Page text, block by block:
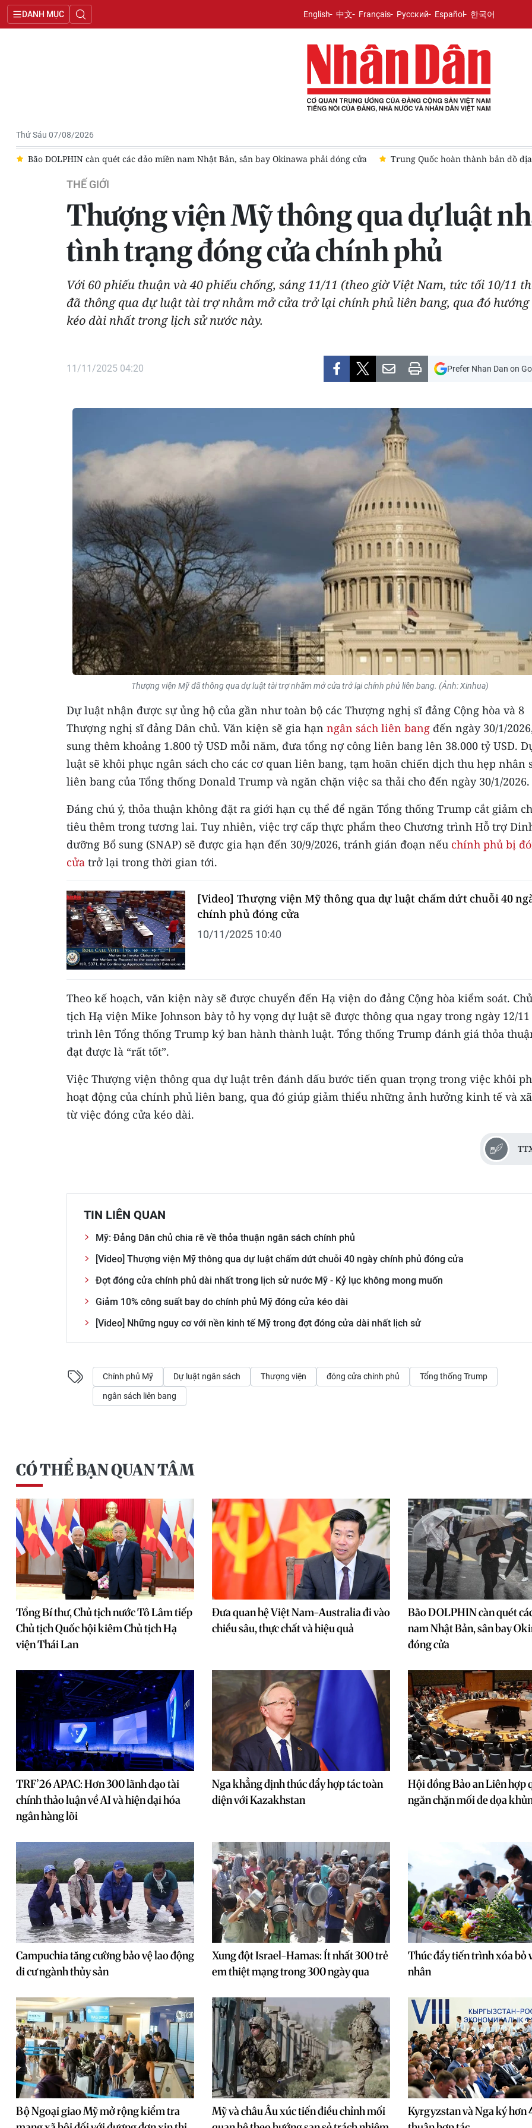
DANH MỤC English 中文 Français Русский Español 한국어
Thứ Sáu 07/08/2026
cửa Trung Quốc hoàn thành bản đồ địa chất mới của toàn bộ Mặt Trăng TRF’26 APAC: Hơn 300 lãnh đạo tài chính
THẾ GIỚI
Thượng viện Mỹ thông qua dự luật
tình trạng đóng cửa chính phủ
Với 60 phiếu thuận và 40 phiếu chống, sáng 11/11 (theo giờ Việt Nam, tức tối 10/11
đã thông qua dự luật tài trợ nhằm mở cửa trở lại chính phủ liên bang, qua đó
kéo dài nhất trong lịch sử nước này.
11/11/2025 04:20 Prefer Nhan Dan on
Thượng viện Mỹ đã thông qua dự luật tài trợ nhằm mở cửa trở lại chính phủ liên bang. (Ảnh: Xinhua)
Dự luật nhận được sự ủng hộ của gần như toàn bộ các Thượng nghị sĩ đảng Cộng hòa và 8
Thượng nghị sĩ đảng Dân chủ. Văn kiện sẽ gia hạn ngân sách liên bang đến ngày 30/1/
sung thêm khoảng 1.800 tỷ USD mỗi năm, đưa tổng nợ công liên bang lên 38.000 tỷ USD.
luật sẽ khôi phục ngân sách cho các cơ quan liên bang, tạm hoãn chiến dịch thu hẹp nhân
liên bang của Tổng thống Donald Trump và ngăn chặn việc sa thải cho đến ngày 30/1/2026.
Đáng chú ý, thỏa thuận không đặt ra giới hạn cụ thể để ngăn Tổng thống Trump cắt giảm
tiêu thêm trong tương lai. Tuy nhiên, việc trợ cấp thực phẩm theo Chương trình Hỗ trợ
dưỡng Bổ sung (SNAP) sẽ được gia hạn đến 30/9/2026, tránh gián đoạn nếu chính phủ bị
cửa trở lại trong thời gian tới.
[Video] Thượng viện Mỹ thông qua dự luật chấm dứt chuỗi 40
chính phủ đóng cửa
10/11/2025 10:40
Theo kế hoạch, văn kiện này sẽ được chuyển đến Hạ viện do đảng Cộng hòa kiểm soát. Chủ
tịch Hạ viện Mike Johnson bày tỏ hy vọng dự luật sẽ được thông qua ngay trong ngày 12/11
trình lên Tổng thống Trump ký ban hành thành luật. Tổng thống Trump đánh giá thỏa
đạt được là “rất tốt”.
Việc Thượng viện thông qua dự luật trên đánh dấu bước tiến quan trọng trong việc khôi
hoạt động của chính phủ liên bang, qua đó giúp giảm thiểu những ảnh hưởng kinh tế và
từ việc đóng cửa kéo dài.
TIN LIÊN QUAN
Mỹ: Đảng Dân chủ chia rẽ về thỏa thuận ngân sách chính phủ
[Video] Thượng viện Mỹ thông qua dự luật chấm dứt chuỗi 40 ngày chính phủ đóng cửa
Đợt đóng cửa chính phủ dài nhất trong lịch sử nước Mỹ - Kỷ lục không mong muốn
Giảm 10% công suất bay do chính phủ Mỹ đóng cửa kéo dài
[Video] Những nguy cơ với nền kinh tế Mỹ trong đợt đóng cửa dài nhất lịch sử
Chính phủ Mỹ Dự luật ngân sách Thượng viện đóng cửa chính phủ Tổng thống Trump
ngân sách liên bang
CÓ THỂ BẠN QUAN TÂM
Tổng Bí thư, Chủ tịch nước Tô Lâm tiếp
Chủ tịch Quốc hội kiêm Chủ tịch Hạ
viện Thái Lan
Đưa quan hệ Việt Nam-Australia đi vào
chiều sâu, thực chất và hiệu quả
Bão DOLPHIN càn quét
nam Nhật Bản, sân bay
đóng cửa
TRF’26 APAC: Hơn 300 lãnh đạo tài
chính thảo luận về AI và hiện đại hóa
ngân hàng lõi
Nga khẳng định thúc đẩy hợp tác toàn
diện với Kazakhstan
Hội đồng Bảo an Liên hợp
ngăn chặn mối đe dọa
Campuchia tăng cường bảo vệ lao động
di cư ngành thủy sản
Xung đột Israel-Hamas: Ít nhất 300 trẻ
em thiệt mạng trong 300 ngày qua
Thúc đẩy tiến trình xóa bỏ
nhân
Bộ Ngoại giao Mỹ mở rộng kiểm tra
Mỹ và châu Âu xúc tiến điều chỉnh mối
Kyrgyzstan và Nga ký hơn